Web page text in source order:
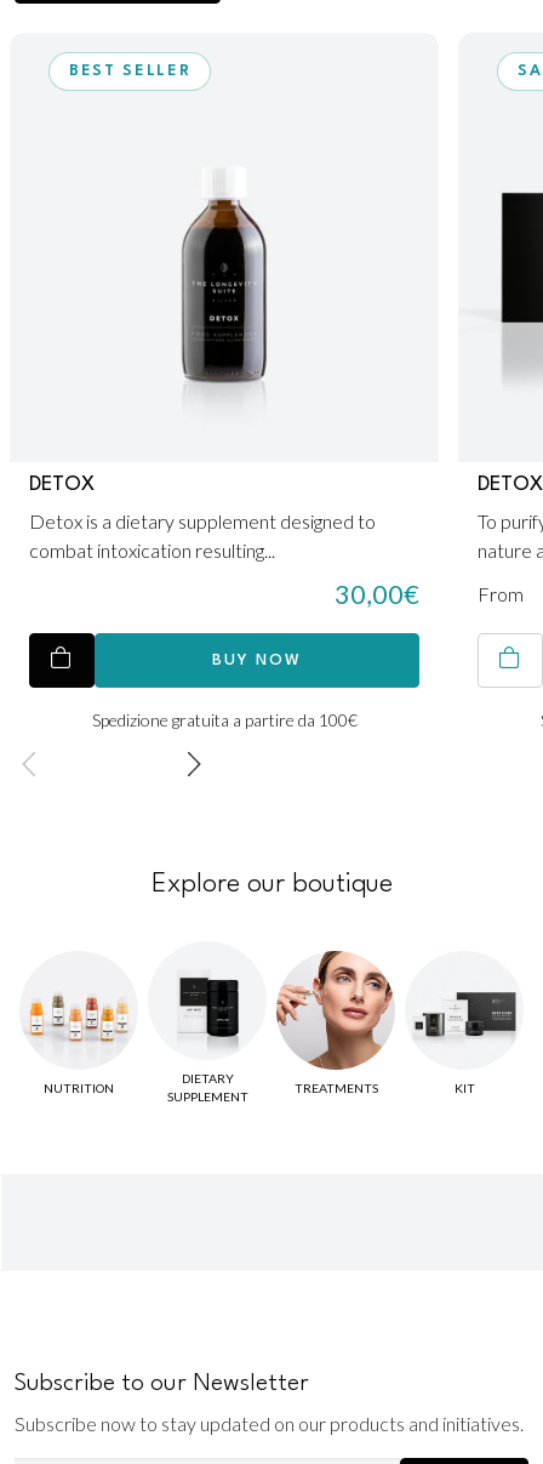
BEST SELLER
DETOX
Detox is a dietary supplement designed to
combat intoxication resulting...
30,00€
BUY NOW
Spedizione gratuita a partire da 100€
To
nature
From
Explore our boutique
NUTRITION
DIETARY
SUPPLEMENT
TREATMENTS KIT
Subscribe to our Newsletter
Subscribe now to stay updated on our products and initiatives.